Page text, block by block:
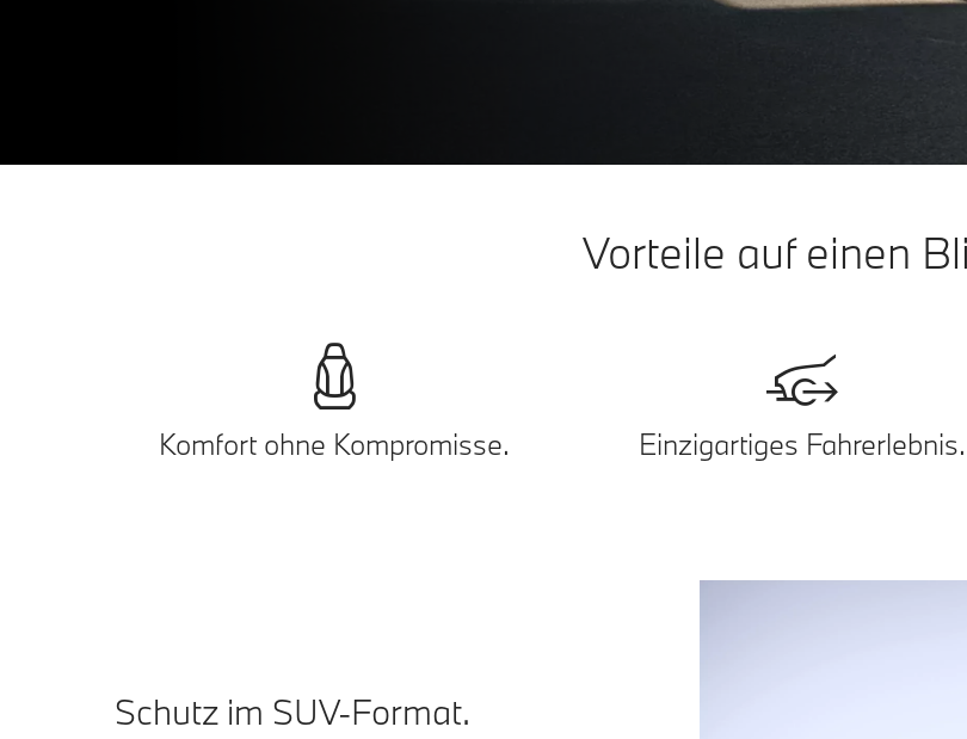
Vorteile auf einen
Komfort ohne Kompromisse. Einzigartiges Fahrerlebnis.
Schutz im SUV-Format.